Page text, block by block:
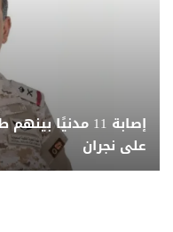
إصابة 11 مدنيًا
على نجران